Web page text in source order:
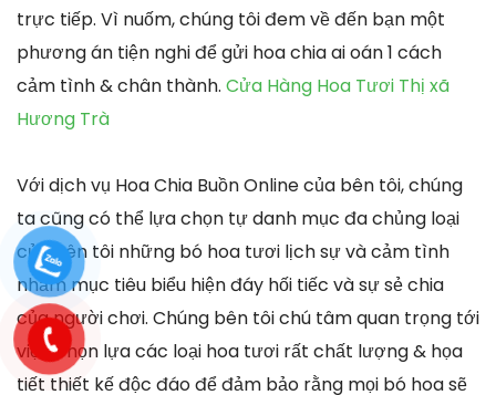
trực tiếp. Vì nuốm, chúng tôi đem về đến bạn một
phương án tiện nghi để gửi hoa chia ai oán 1 cách
cảm tình & chân thành. Cửa Hàng Hoa Tươi Thị xã
Hương Trà
Với dịch vụ Hoa Chia Buồn Online của bên tôi, chúng
ta cũng có thể lựa chọn tự danh mục đa chủng loại
của bên tôi những bó hoa tươi lịch sự và cảm tình
nhằm mục tiêu biểu hiện đáy hối tiếc và sự sẻ chia
của người chơi. Chúng bên tôi chú tâm quan trọng tới
việc chọn lựa các loại hoa tươi rất chất lượng & họa
tiết thiết kế độc đáo để đảm bảo rằng mọi bó hoa sẽ